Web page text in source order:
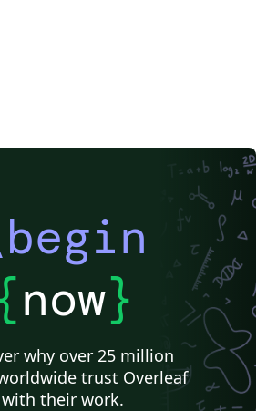
now}
why over 25 million
trust Overleaf
with their work.